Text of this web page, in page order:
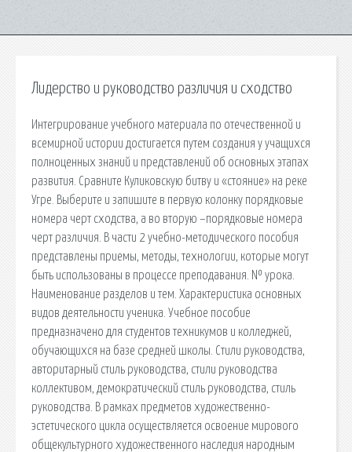
Лидерство и руководство различия и сходство
Интегрирование учебного материала по отечественной и
всемирной истории достигается путем создания у учащихся
полноценных знаний и представлений об основных этапах
развития. Сравните Куликовскую битву и «стояние» на реке
Угре. Выберите и запишите в первую колонку порядковые
номера черт сходства, а во вторую –порядковые номера
черт различия. В части 2 учебно-методического пособия
представлены приемы, методы, технологии, которые могут
быть использованы в процессе преподавания. № урока.
Наименование разделов и тем. Характеристика основных
видов деятельности ученика. Учебное пособие
предназначено для студентов техникумов и колледжей,
обучающихся на базе средней школы. Стили руководства,
авторитарный стиль руководства, стили руководства
коллективом, демократический стиль руководства, стиль
руководства. В рамках предметов художественно-
эстетического цикла осуществляется освоение мирового
общекультурного художественного наследия народным